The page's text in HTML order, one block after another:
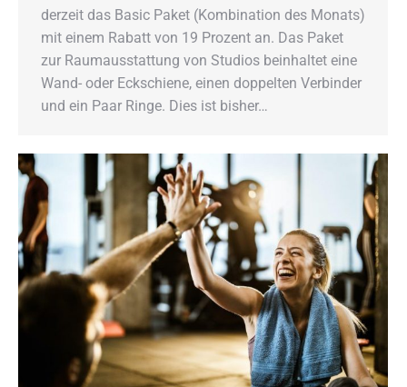
derzeit das Basic Paket (Kombination des Monats)
mit einem Rabatt von 19 Prozent an. Das Paket
zur Raumausstattung von Studios beinhaltet eine
Wand- oder Eckschiene, einen doppelten Verbinder
und ein Paar Ringe. Dies ist bisher…